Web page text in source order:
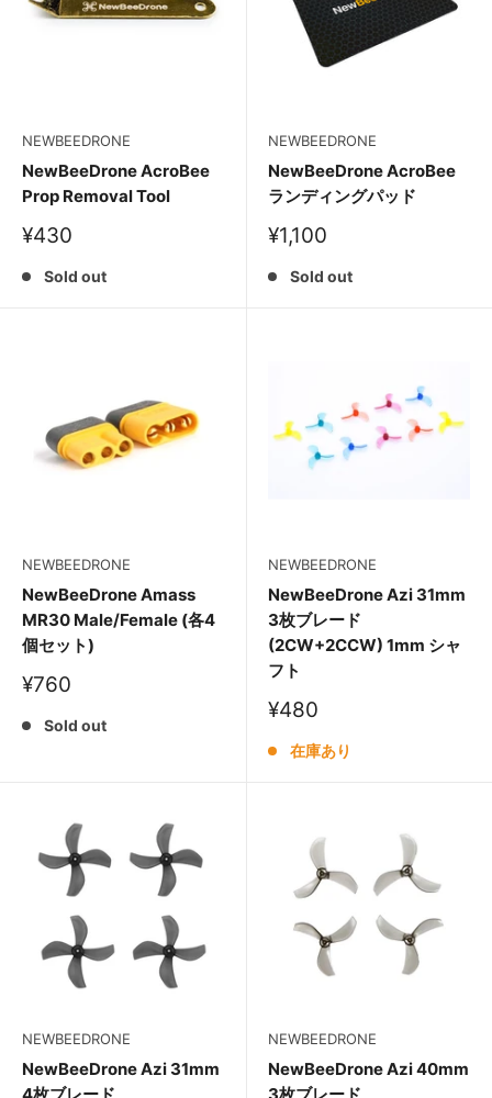
NEWBEEDRONE
NewBeeDrone AcroBee
Prop Removal Tool
販
価
¥430
Sold out
NEWBEEDRONE
NewBeeDrone AcroBee
ランディングパッド
販
価
¥1,100
Sold out
NEWBEEDRONE
NewBeeDrone Amass
MR30 Male/Female (各4
個セット)
販
価
¥760
Sold out
NEWBEEDRONE
NewBeeDrone Azi 31mm
3枚ブレード
(2CW+2CCW) 1mm シャ
フト
販
価
¥480
在庫あり
NEWBEEDRONE
NewBeeDrone Azi 31mm
NEWBEEDRONE
NewBeeDrone Azi 40mm